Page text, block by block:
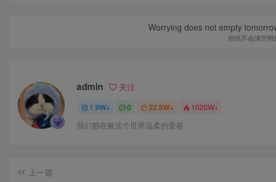
Worrying does not empty
担忧不会清空明
admin 关注
1.9W+ 0 22.8W+ 1020W+
我们都在被这个世界温柔的爱着
上一篇